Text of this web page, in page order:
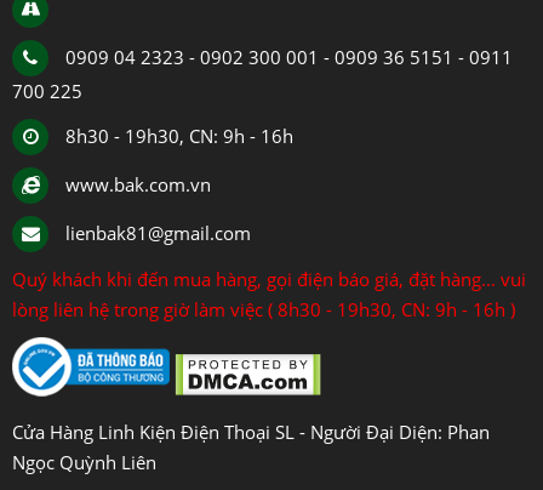
0909 04 2323 - 0902 300 001 - 0909 36 5151 - 0911
700 225
8h30 - 19h30, CN: 9h - 16h
www.bak.com.vn
lienbak81@gmail.com
Quý khách khi đến mua hàng, gọi điện báo giá, đặt hàng... vui
lòng liên hệ trong giờ làm việc ( 8h30 - 19h30, CN: 9h - 16h )
Cửa Hàng Linh Kiện Điện Thoại SL - Người Đại Diện: Phan
Ngọc Quỳnh Liên